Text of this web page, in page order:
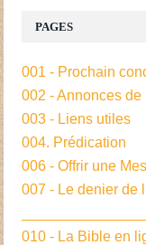
PAGES
001 - Prochain
002 - Annonces
003 - Liens utiles
004. Prédication
006 - Offrir une
007 - Le denier de
010 - La Bible en